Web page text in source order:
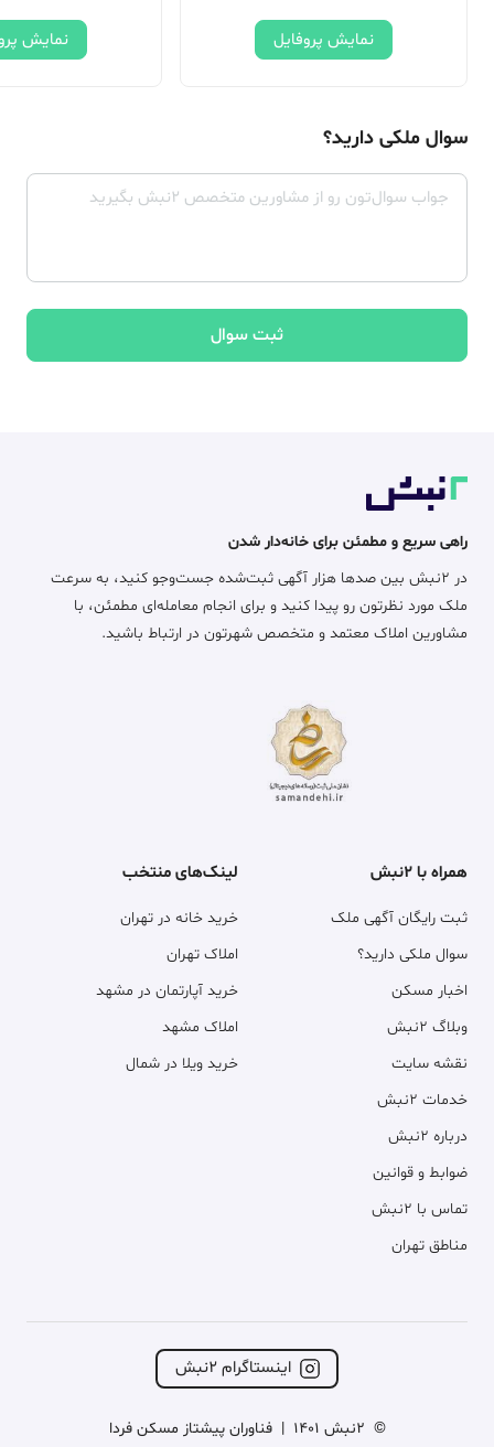
نمایش پروفایل نمایش
سوال ملکی دارید؟
ثبت سوال
راهی سریع و مطمئن برای خانه‌دار شدن
در ۲نبش بین صدها هزار آگهی ثبت‌شده جست‌وجو کنید، به سرعت
ملک مورد نظرتون رو پیدا کنید و برای انجام معامله‌ای مطمئن، با
مشاورین املاک معتمد و متخصص شهرتون در ارتباط باشید.
همراه با ۲نبش
ثبت رایگان آگهی ملک
سوال ملکی دارید؟
اخبار مسکن
وبلاگ ۲نبش
نقشه سایت
خدمات ۲نبش
درباره ۲نبش
ضوابط و قوانین
تماس با ۲نبش
مناطق تهران
لینک‌های منتخب
خرید خانه در تهران
املاک تهران
خرید آپارتمان در مشهد
املاک مشهد
خرید ویلا در شمال
اینستاگرام ۲نبش
© 2نبش 1401 | فناوران پیشتاز مسکن فردا